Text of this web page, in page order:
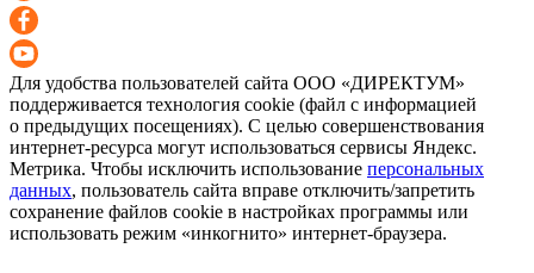
Для удобства пользователей сайта ООО «ДИРЕКТУМ»
поддерживается технология cookie (файл с информацией
о предыдущих посещениях). С целью совершенствования
интернет-ресурса могут использоваться сервисы Яндекс.
Метрика. Чтобы исключить использование персональных
данных, пользователь сайта вправе отключить/запретить
сохранение файлов cookie в настройках программы или
использовать режим «инкогнито» интернет-браузера.